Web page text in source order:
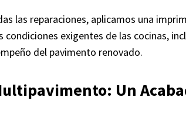
las reparaciones, aplicamos una
condiciones exigentes de las cocinas,
del pavimento renovado.
Un